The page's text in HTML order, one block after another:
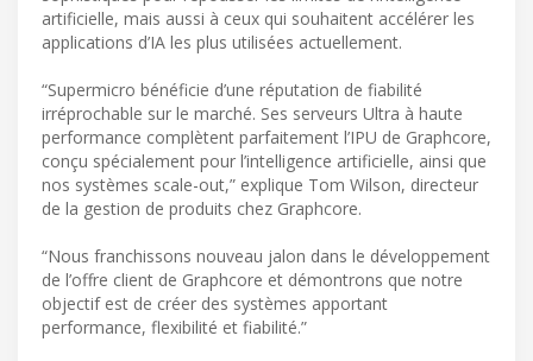
artificielle, mais aussi à ceux qui souhaitent accélérer les
applications d’IA les plus utilisées actuellement.
“Supermicro bénéficie d’une réputation de fiabilité
irréprochable sur le marché. Ses serveurs Ultra à haute
performance complètent parfaitement l’IPU de Graphcore,
conçu spécialement pour l’intelligence artificielle, ainsi que
nos systèmes scale-out,” explique Tom Wilson, directeur
de la gestion de produits chez Graphcore.
“Nous franchissons nouveau jalon dans le développement
de l’offre client de Graphcore et démontrons que notre
objectif est de créer des systèmes apportant
performance, flexibilité et fiabilité.”